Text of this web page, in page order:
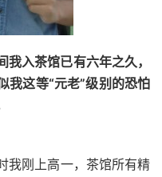
入茶馆已有六年之久，
我这等“元老”级别的恐怕
我刚上高一，茶馆所有精